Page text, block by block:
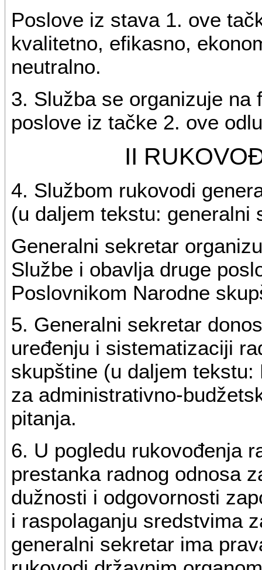
Poslove iz stava 1. ove
kvalitetno, efikasno,
neutralno.
3. Služba se organizuje na
poslove iz tačke 2. ove
II
4. Službom rukovodi
(u daljem tekstu: generalni
Generalni sekretar
Službe i obavlja druge
Poslovnikom Narodne
5. Generalni sekretar
uređenju i sistematizaciji
skupštine (u daljem
za administrativno-
pitanja.
6. U pogledu rukovođenja
prestanka radnog odnosa
dužnosti i odgovornosti
i raspolaganju sredstvima
generalni sekretar ima